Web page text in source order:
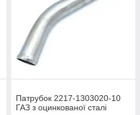
Патрубок 2217-1303020-10
ГАЗ з оцинкованої сталі